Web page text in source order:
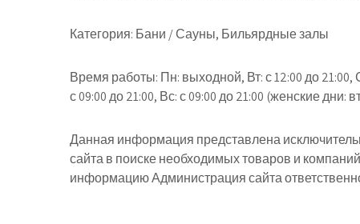
Категория: Бани / Сауны, Бильярдные залы
Время работы: Пн: выходной, Вт: с 12:00 до 21:00,
с 09:00 до 21:00, Вс: с 09:00 до 21:00 (женские дни:
Данная информация представлена
сайта в поиске необходимых товаров и
информацию Администрация сайта